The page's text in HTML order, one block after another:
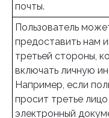
почты.
Пользователь
предоставить нам
третьей стороны,
включать личную
Например, если
просит третье
электронный